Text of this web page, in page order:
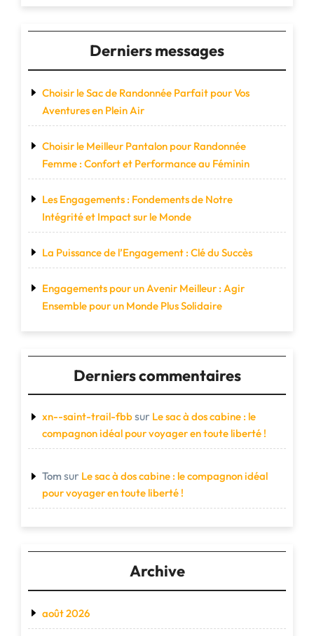
Derniers messages
Choisir le Sac de Randonnée Parfait pour Vos
Aventures en Plein Air
Choisir le Meilleur Pantalon pour Randonnée
Femme : Confort et Performance au Féminin
Les Engagements : Fondements de Notre
Intégrité et Impact sur le Monde
La Puissance de l’Engagement : Clé du Succès
Engagements pour un Avenir Meilleur : Agir
Ensemble pour un Monde Plus Solidaire
Derniers commentaires
xn--saint-trail-fbbsur Le sac à dos cabine : le
compagnon idéal pour voyager en toute liberté !
Tom sur Le sac à dos cabine : le compagnon idéal
pour voyager en toute liberté !
Archive
août 2026